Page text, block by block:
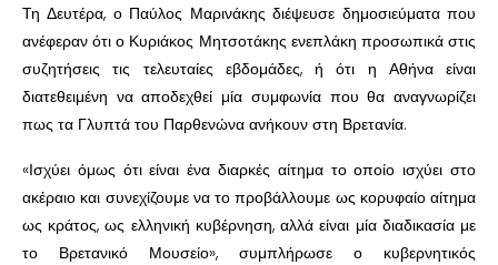
Τη Δευτέρα, ο Παύλος Μαρινάκης διέψευσε δημοσιεύματα που
ανέφεραν ότι ο Κυριάκος Μητσοτάκης ενεπλάκη προσωπικά στις
συζητήσεις τις τελευταίες εβδομάδες, ή ότι η Αθήνα είναι
διατεθειμένη να αποδεχθεί μία συμφωνία που θα αναγνωρίζει
πως τα Γλυπτά του Παρθενώνα ανήκουν στη Βρετανία.
«Ισχύει όμως ότι είναι ένα διαρκές αίτημα το οποίο ισχύει στο
ακέραιο και συνεχίζουμε να το προβάλλουμε ως κορυφαίο αίτημα
ως κράτος, ως ελληνική κυβέρνηση, αλλά είναι μία διαδικασία με
το Βρετανικό Μουσείο», συμπλήρωσε ο κυβερνητικός